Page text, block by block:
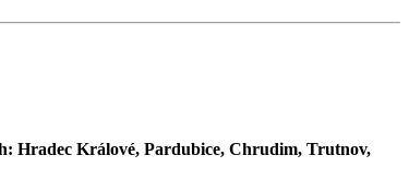
Hradec Králové, Pardubice, Chrudim, Trutnov,